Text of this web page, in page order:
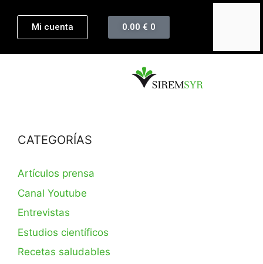
Mi cuenta 0.00€ 0
CATEGORÍAS
Artículos prensa
Canal Youtube
Entrevistas
Estudios científicos
Recetas saludables